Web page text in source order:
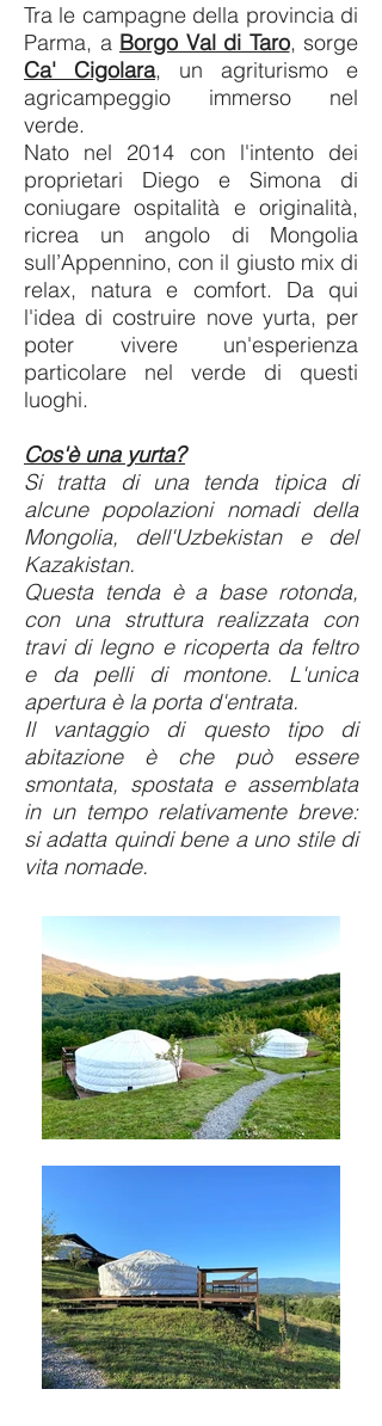
Tra le campagne della provincia di
Parma, a Borgo Val di Taro, sorge
Ca' Cigolara, un agriturismo e
agricampeggio immerso nel
verde.
Nato nel 2014 con l'intento dei
proprietari Diego e Simona di
coniugare ospitalità e originalità,
ricrea un angolo di Mongolia
sull’Appennino, con il giusto mix di
relax, natura e comfort. Da qui
l'idea di costruire nove yurta, per
poter vivere un'esperienza
particolare nel verde di questi
luoghi.
Cos'è una yurta?
Si tratta di una tenda tipica di
alcune popolazioni nomadi della
Mongolia, dell'Uzbekistan e del
Kazakistan.
Questa tenda è a base rotonda,
con una struttura realizzata con
travi di legno e ricoperta da feltro
e da pelli di montone. L'unica
apertura è la porta d'entrata.
Il vantaggio di questo tipo di
abitazione è che può essere
smontata, spostata e assemblata
in un tempo relativamente breve:
si adatta quindi bene a uno stile di
vita nomade.